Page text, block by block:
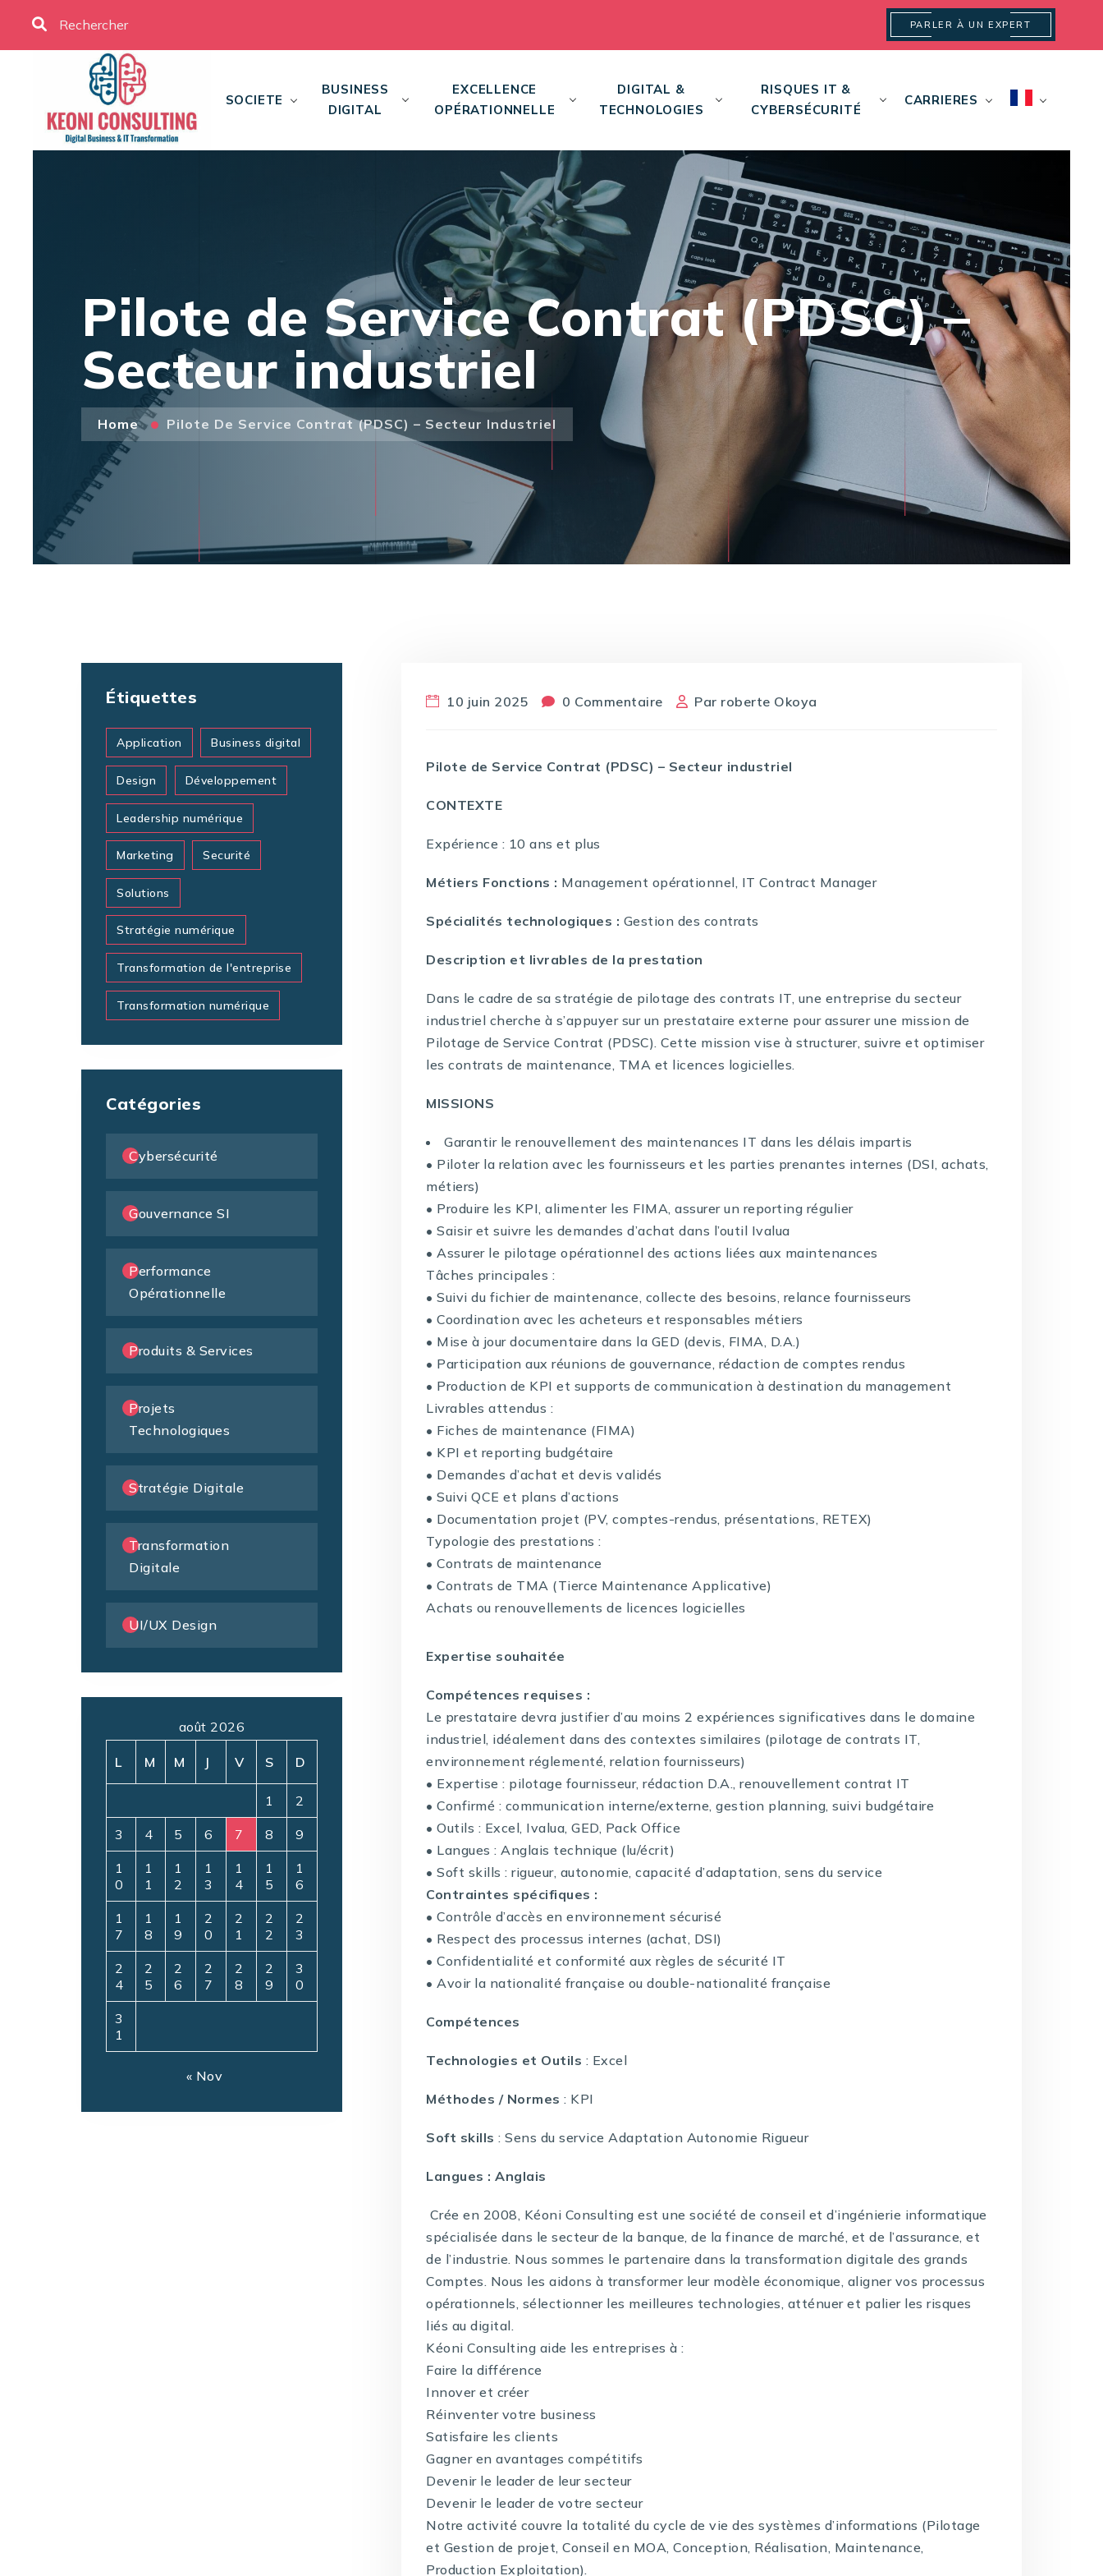
PARLER À UN EXPERT
SOCIETE
BUSINESS
DIGITAL
EXCELLENCE
OPÉRATIONNELLE
DIGITAL &
TECHNOLOGIES
RISQUES IT &
CYBERSÉCURITÉ
CARRIERES
Pilote de Service Contrat (PDSC) –
Secteur industriel
Home Pilote De Service Contrat (PDSC) – Secteur Industriel
10 juin 2025 0 Commentaire Par roberte Okoya
Pilote de Service Contrat (PDSC) – Secteur industriel
CONTEXTE
Expérience : 10 ans et plus
Métiers Fonctions : Management opérationnel, IT Contract Manager
Spécialités technologiques : Gestion des contrats
Description et livrables de la prestation
Dans le cadre de sa stratégie de pilotage des contrats IT, une entreprise du secteur
industriel cherche à s’appuyer sur un prestataire externe pour assurer une mission de
Pilotage de Service Contrat (PDSC). Cette mission vise à structurer, suivre et optimiser
les contrats de maintenance, TMA et licences logicielles.
MISSIONS
Garantir le renouvellement des maintenances IT dans les délais impartis
• Piloter la relation avec les fournisseurs et les parties prenantes internes (DSI, achats,
métiers)
• Produire les KPI, alimenter les FIMA, assurer un reporting régulier
• Saisir et suivre les demandes d’achat dans l’outil Ivalua
• Assurer le pilotage opérationnel des actions liées aux maintenances
Tâches principales :
• Suivi du fichier de maintenance, collecte des besoins, relance fournisseurs
• Coordination avec les acheteurs et responsables métiers
• Mise à jour documentaire dans la GED (devis, FIMA, D.A.)
• Participation aux réunions de gouvernance, rédaction de comptes rendus
• Production de KPI et supports de communication à destination du management
Livrables attendus :
• Fiches de maintenance (FIMA)
• KPI et reporting budgétaire
• Demandes d’achat et devis validés
• Suivi QCE et plans d’actions
• Documentation projet (PV, comptes-rendus, présentations, RETEX)
Typologie des prestations :
• Contrats de maintenance
• Contrats de TMA (Tierce Maintenance Applicative)
Achats ou renouvellements de licences logicielles
Expertise souhaitée
Compétences requises :
Le prestataire devra justifier d’au moins 2 expériences significatives dans le domaine
industriel, idéalement dans des contextes similaires (pilotage de contrats IT,
environnement réglementé, relation fournisseurs)
• Expertise : pilotage fournisseur, rédaction D.A., renouvellement contrat IT
• Confirmé : communication interne/externe, gestion planning, suivi budgétaire
• Outils : Excel, Ivalua, GED, Pack Office
• Langues : Anglais technique (lu/écrit)
• Soft skills : rigueur, autonomie, capacité d’adaptation, sens du service
Contraintes spécifiques :
• Contrôle d’accès en environnement sécurisé
• Respect des processus internes (achat, DSI)
• Confidentialité et conformité aux règles de sécurité IT
• Avoir la nationalité française ou double-nationalité française
Compétences
Technologies et Outils : Excel
Méthodes / Normes : KPI
Soft skills: Sens du service Adaptation Autonomie Rigueur
Langues : Anglais
Crée en 2008, Kéoni Consulting est une société de conseil et d’ingénierie informatique
spécialisée dans le secteur de la banque, de la finance de marché, et de l’assurance, et
de l’industrie. Nous sommes le partenaire dans la transformation digitale des grands
Comptes. Nous les aidons à transformer leur modèle économique, aligner vos processus
opérationnels, sélectionner les meilleures technologies, atténuer et palier les risques
liés au digital.
Kéoni Consulting aide les entreprises à :
Faire la différence
Innover et créer
Réinventer votre business
Satisfaire les clients
Gagner en avantages compétitifs
Devenir le leader de leur secteur
Devenir le leader de votre secteur
Notre activité couvre la totalité du cycle de vie des systèmes d’informations (Pilotage
et Gestion de projet, Conseil en MOA, Conception, Réalisation, Maintenance,
Production Exploitation).
Étiquettes
Application Business digital
Design Développement
Leadership numérique
Marketing Securité
Solutions
Stratégie numérique
Transformation de l'entreprise
Transformation numérique
Catégories
Cybersécurité
Gouvernance SI
Performance
Opérationnelle
Produits & Services
Projets
Technologiques
Stratégie Digitale
Transformation
Digitale
UI/UX Design
août 2026
L M M J V S D
1 2
3 4 5 6 7 8 9
1
0
1
1
1
2
1
3
1
4
1
5
1
6
1
7
1
8
1
9
2
0
2
1
2
2
2
3
2
4
2
5
2
6
2
7
2
8
2
9
3
0
3
1
« Nov